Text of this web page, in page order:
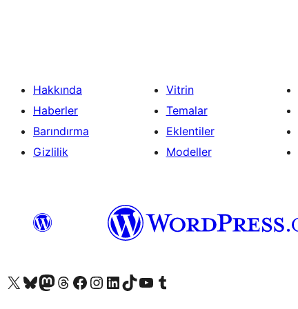
Hakkında
Haberler
Barındırma
Gizlilik
Vitrin
Temalar
Eklentiler
Modeller
X (eski Twitter) hesabımıza bakın
Bluesky hesabımızı ziyaret edinMastodon hesabımızı ziyaret edinThreads hesabımızı ziyaret edinFacebook sayfamızı ziyaret edinInstagram hesabımızı ziyaret edinLinkedIn hesabımızı ziyaret edinTikTok hesabımızı ziyaret edinYouTube kanalımızı ziyaret edinTumblr hesabımızı ziyaret edin